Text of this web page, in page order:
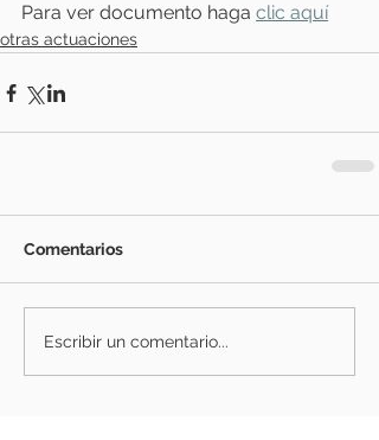
Para ver documento haga clic aquí
otras actuaciones
Comentarios
Escribir un comentario...